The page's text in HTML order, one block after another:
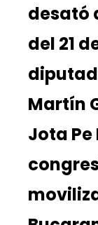
desató
del 21
Martín
Jota Pe